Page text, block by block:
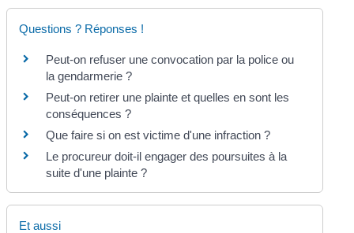
Questions ? Réponses !
Peut-on refuser une convocation par la police ou
la gendarmerie ?
Peut-on retirer une plainte et quelles en sont les
conséquences ?
Que faire si on est victime d'une infraction ?
Le procureur doit-il engager des poursuites à la
suite d'une plainte ?
Et aussi